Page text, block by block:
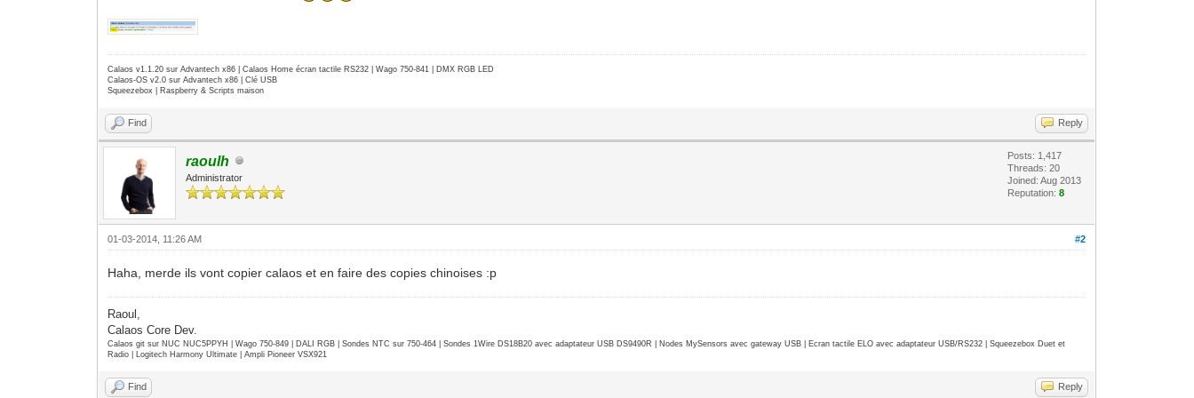
Calaos v1.1.20 sur Advantech x86 | Calaos Home écran tactile RS232 | Wago 750-841 | DMX RGB LED
Calaos-OS v2.0 sur Advantech x86 | Clé USB
Squeezebox | Raspberry & Scripts maison
Find Reply
raoulh
Administrator
Posts: 1,417
Threads: 20
Joined: Aug 2013
Reputation:8
#2
01-03-2014, 11:26 AM
Haha, merde ils vont copier calaos et en faire des copies chinoises :p
Raoul,
Calaos Core Dev.
Calaos git sur NUC NUC5PPYH | Wago 750-849 | DALI RGB | Sondes NTC sur 750-464 | Sondes 1Wire DS18B20 avec adaptateur USB DS9490R | Nodes MySensors avec gateway USB | Ecran tactile ELO avec adaptateur USB/RS232 | Squeezebox Duet et
Radio | Logitech Harmony Ultimate | Ampli Pioneer VSX921
Find Reply